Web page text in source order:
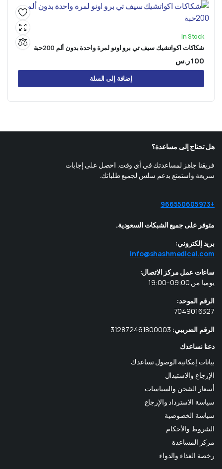
In Stock
شكاكات اكواتشيك سيف تي برو اونو لمرة واحدة بدون ألم 200حبة
100ر.س
إضافة إلى السلة
هل تحتاج إلى مساعدة؟
فريقنا جاهز لمساعدتك في أي وقت. احصل على إجابات
سريعة واستمتع بدعم سلس لجميع طلباتك.
+966550605973
متوفر على جميع الشبكات السعودية.
بريد إلكتروني:
info@shashmedical.com
ساعات عمل مركز الاتصال:
يوميا من 09:00–19:00
الرقم الموحد:
7049016327
الرقم الضريبي:
دعنا نساعدك
بيانات إمكانية الوصول تساعدك
الإرجاع والاستبدال
أسعار الشحن والسياسات
سياسة الاسترداد والإرجاع
سياسة الخصوصية
الشروط والأحكام
مركز المساعدة
رخصة الغذاء والدواء